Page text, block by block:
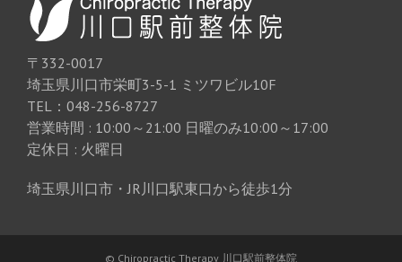
〒332-0017
埼玉県川口市栄町3-5-1 ミツワビル10F
TEL：048-256-8727
営業時間 : 10:00～21:00 日曜のみ10:00～17:00
定休日 : 火曜日
埼玉県川口市・JR川口駅東口から徒歩1分
© Chiropractic Therapy 川口駅前整体院